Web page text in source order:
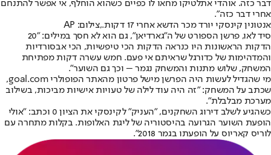
דבר כזה. אוהדי אתלטיקו מחאו לו כפיים כשהוא הוחלף, אי אפשר להתנחם
אחרי דבר כזה".
אנטונין קינסקי יורד מכר הדשא אחרי 17 דקות.,צילום: AP
סיד לאו, פרשן הספורט של ה"גארדיאן", גם הוא לא חסך במילים: "20
הדקות הראשונות היו כנראה הדקות הכי טיפשיות, הכי אבסורדיות
והמדהימות של כדורגל שראיתם אי פעם. חמש עשרה דקות מפתיחת
המשחק, שלוש מתנות והמשחק נגמר – וכך גם השוער".
מי שהגדיל לעשות היה הפרשן מישל פרטון מהאתר הפופולרי goal.com,
שכתב על המשחק: "זה היה עוד לילה של טעויות אישיות מביכות, בשילוב
מערכת מבלבלת".
כשהגיע לשלב דירוג השחקנים, "העניק" לקינסקי את הציון 0 וכתב: "אולי
הופעת השוער הגרועה בהיסטוריה של ליגת האלופות. בקלות מתחרה עם
לוריס קאריוס על הופעתו בגמר 2018".